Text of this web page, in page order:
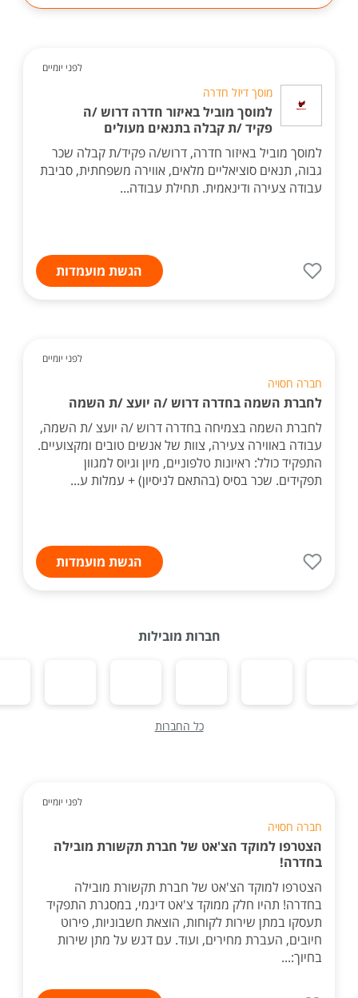
לפני יומיים
מוסך דיזל חדרה
למוסך מוביל באיזור חדרה דרוש /ה
פקיד /ת קבלה בתנאים מעולים
למוסך מוביל באיזור חדרה, דרוש/ה פקיד/ת קבלה שכר
גבוה, תנאים סוציאליים מלאים, אווירה משפחתית, סביבת
עבודה צעירה ודינאמית. תחילת עבודה...
הגשת מועמדות
לפני יומיים
חברה חסויה
לחברת השמה בחדרה דרוש /ה יועצ /ת השמה
לחברת השמה בצמיחה בחדרה דרוש /ה יועצ /ת השמה,
עבודה באווירה צעירה, צוות של אנשים טובים ומקצועיים.
התפקיד כולל: ראיונות טלפוניים, מיון וגיוס למגוון
תפקידים. שכר בסיס (בהתאם לניסיון) + עמלות ע...
הגשת מועמדות
חברות מובילות
כל החברות
לפני יומיים
חברה חסויה
הצטרפו למוקד הצ'אט של חברת תקשורת מובילה
בחדרה!
הצטרפו למוקד הצ'אט של חברת תקשורת מובילה
בחדרה! תהיו חלק ממוקד צ'אט דינמי, במסגרת התפקיד
תעסקו במתן שירות לקוחות, הוצאת חשבוניות, פירוט
חיובים, העברת מחירים, ועוד. עם דגש על מתן שירות
בחיוך:...